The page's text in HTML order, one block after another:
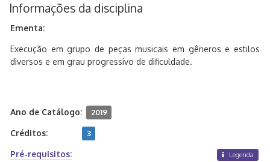
Informações da disciplina
Ementa:
Execução em grupo de peças musicais em gêneros e estilos
diversos e em grau progressivo de dificuldade.
Ano de Catálogo: 2019
Créditos: 3
Pré-requisitos: Legenda